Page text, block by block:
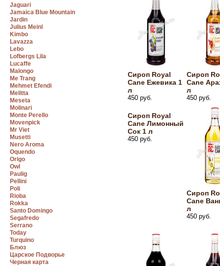
Jaguari
Jamaica Blue Mountain
Jardin
Julius Meinl
Kimbo
Lavazza
Lebo
Lofbergs Lila
Lucaffe
Malongo
Me Trang
Mehmet Efendi
Melitta
Meseta
Molinari
Monte Perello
Movenpick
Mr Viet
Musetti
Nero Aroma
Oquendo
Origo
Owl
Paulig
Pellini
Poli
Rioba
Rokka
Santo Domingo
Segafredo
Serrano
Today
Turquino
Блюз
Царское Подворье
Черная карта
Сироп Royal
Cane Ежевика 1
л
450 руб.
Сироп
Cane
л
450 руб.
Сироп Royal
Cane Лимонный
Сок 1 л
450 руб.
Сироп
Cane
л
450 руб.